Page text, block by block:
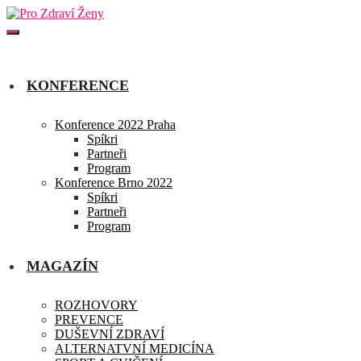
KONFERENCE
Konference 2022 Praha
Spíkri
Partneři
Program
Konference Brno 2022
Spíkri
Partneři
Program
MAGAZÍN
ROZHOVORY
PREVENCE
DUŠEVNÍ ZDRAVÍ
ALTERNATVNÍ MEDICÍNA